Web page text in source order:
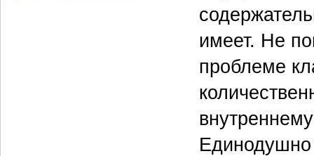
имеет. Не
проблеме
Единодушно